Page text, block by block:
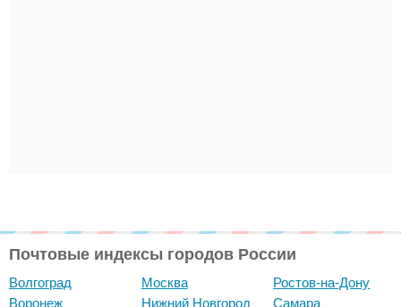
Почтовые индексы городов России
Волгоград
Воронеж
Москва
Нижний Новгород
Ростов-на-Дону
Самара